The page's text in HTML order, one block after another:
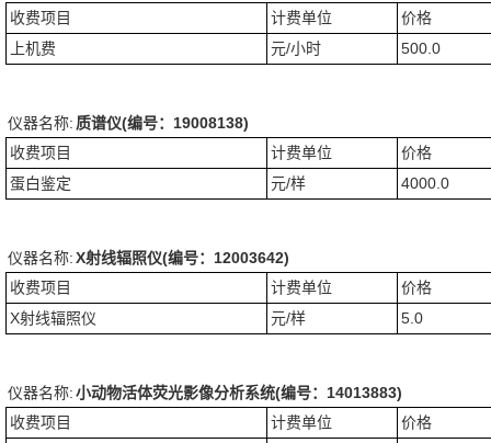
收费项目
计费单位
价格
上机费
元/小时 500.0
仪器名称: 质谱仪(编号：19008138)
收费项目
计费单位
价格
蛋白鉴定
元/样 4000.0
仪器名称:X射线辐照仪(编号：12003642)
收费项目
计费单位
价格
X射线辐照仪
元/样 5.0
仪器名称:小动物活体荧光影像分析系统(编号：14013883)
收费项目
计费单位
价格